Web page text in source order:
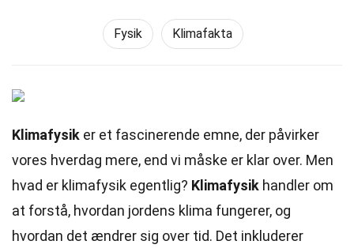
Fysik Klimafakta
Klimafysik er et fascinerende emne, der påvirker
vores hverdag mere, end vi måske er klar over. Men
hvad er klimafysik egentlig? Klimafysik handler om
at forstå, hvordan jordens klima fungerer, og
hvordan det ændrer sig over tid. Det inkluderer